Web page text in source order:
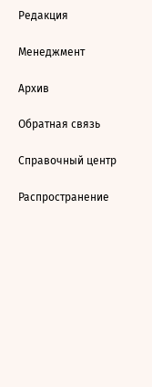
Редакция
Менеджмент
Архив
Обратная связь
Справочный центр
Распространение